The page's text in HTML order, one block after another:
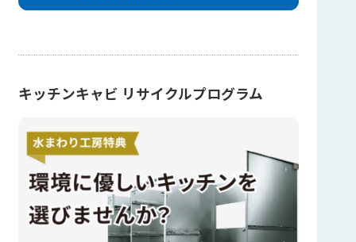
キッチンキャビ リサイクルプログラム